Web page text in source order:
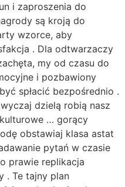
i zaproszenia do
są kroją do
wzorce, aby
. Dla odtwarzaczy
my od czasu do
i pozbawiony
spłacić bezpośrednio .
dzielą robią nasz
… gorący
obstawiaj klasa astat
pytań w czasie
prawie replikacja
. Te tajny plan